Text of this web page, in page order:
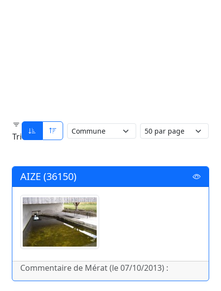
Tri
AIZE (36150)
Commentaire de Mérat (le 07/10/2013) :